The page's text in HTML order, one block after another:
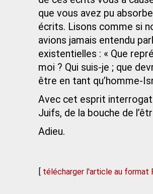
que vous avez pu
écrits. Lisons comme si
avions jamais entendu
existentielles : « Que
moi ? Qui suis-je ; que
être en tant
Avec cet esprit
Juifs, de la bouche de
Adieu.
[ télécharger l'article au format